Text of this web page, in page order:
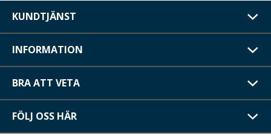
KUNDTJÄNST
INFORMATION
BRA ATT VETA
FÖLJ OSS HÄR